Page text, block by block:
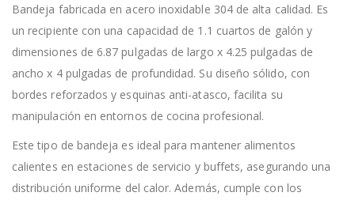
Bandeja fabricada en acero inoxidable 304 de alta calidad. Es
un recipiente con una capacidad de 1.1 cuartos de galón y
dimensiones de 6.87 pulgadas de largo x 4.25 pulgadas de
ancho x 4 pulgadas de profundidad. Su diseño sólido, con
bordes reforzados y esquinas anti-atasco, facilita su
manipulación en entornos de cocina profesional.
Este tipo de bandeja es ideal para mantener alimentos
calientes en estaciones de servicio y buffets, asegurando una
distribución uniforme del calor. Además, cumple con los